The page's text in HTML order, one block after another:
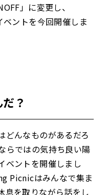
」に変更し、
ベントを今回開催しま
？
どんなものがあるだろ
らではの気持ち良い陽
ベントを開催しまし
Picnicはみんなで集ま
息を取りながら話をし